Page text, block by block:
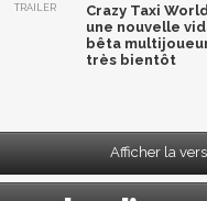
TRAILER
Crazy Taxi
une nouvelle
bêta
très bientôt
Afficher la